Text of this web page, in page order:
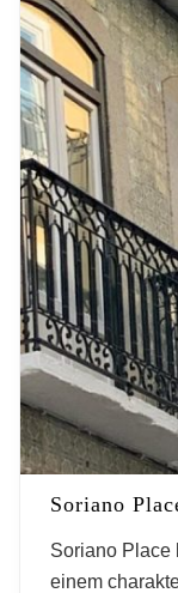
Soriano
Soriano Place
einem